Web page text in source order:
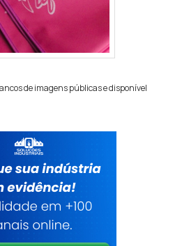
de imagens públicas e disponível